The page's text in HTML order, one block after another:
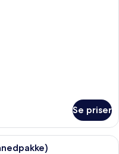
Se priser
køjeseng med to børn, der læser